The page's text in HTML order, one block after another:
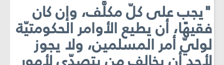
"يجب على كلّ مكلَّف، وإن كان
فقيهًا، أن يطيع الأوامر الحكومتيّة
لوليّ أمر المسلمين، ولا يجوز